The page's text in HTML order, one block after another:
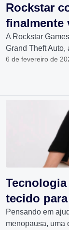
Rockstar
finalmente
A Rockstar
Grand Theft Auto,
6 de fevereiro de
Tecnologia
tecido
Pensando em
menopausa, uma